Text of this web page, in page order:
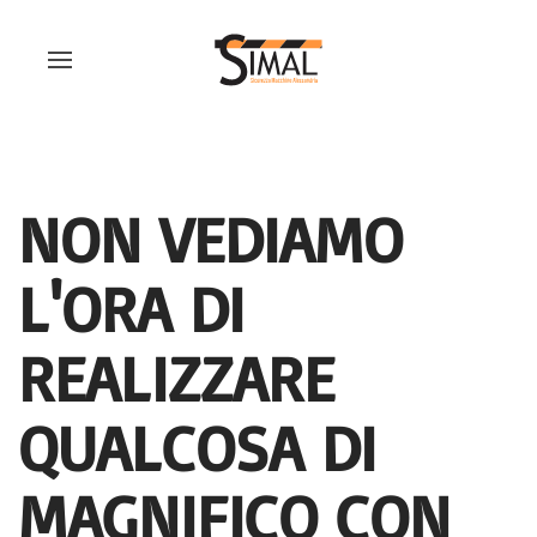
NON VEDIAMO
L'ORA DI
REALIZZARE
QUALCOSA DI
MAGNIFICO CON